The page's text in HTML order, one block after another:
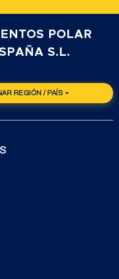
POLAR
S.L.
REGIÓN / PAÍS